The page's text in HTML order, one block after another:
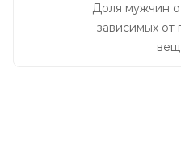
Доля мужчин
зависимых от